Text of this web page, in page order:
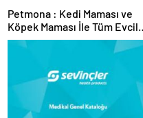
Petmona : Kedi Maması ve
Köpek Maması İle Tüm Evcil
Hayvan Ürünleri